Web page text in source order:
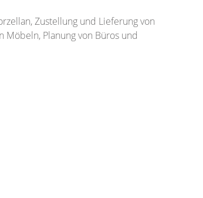
Zustellung und Lieferung von
Planung von Büros und